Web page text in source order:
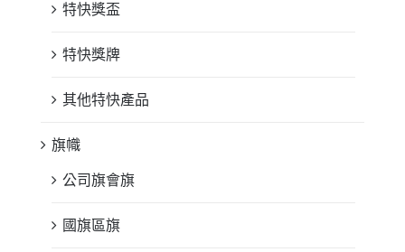
特快獎盃
特快獎牌
其他特快產品
旗幟
公司旗會旗
國旗區旗